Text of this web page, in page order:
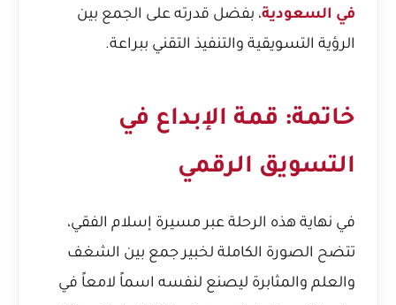
في السعودية، بفضل قدرته على الجمع بين
الرؤية التسويقية والتنفيذ التقني ببراعة.
خاتمة: قمة الإبداع في
التسويق الرقمي
في نهاية هذه الرحلة عبر مسيرة إسلام الفقي،
تتضح الصورة الكاملة لخبير جمع بين الشغف
والعلم والمثابرة ليصنع لنفسه اسماً لامعاً في